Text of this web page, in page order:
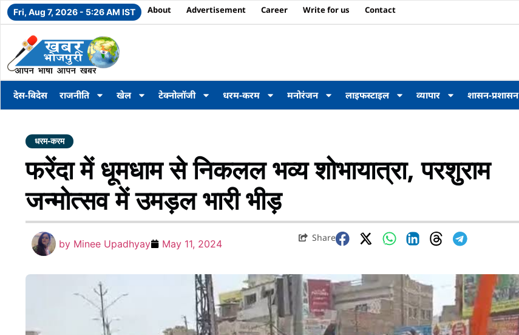
Fri, Aug 7, 2026 - 5:26 AM IST About Advertisement Career Write for us Contact
देस-बिदेस राजनीति खेल टेक्नोलॉजी धरम-करम मनोरंजन लाइफस्टाइल व्यापार शासन-प्रशासन
धरम-करम
फरेंदा में धूमधाम से निकलल भव्य शोभायात्रा, परशुराम
जन्मोत्सव में उमड़ल भारी भीड़
by Minee Upadhyay May 11, 2024
Share